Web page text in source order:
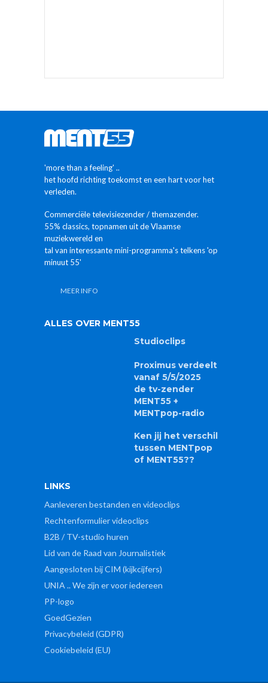
'more than a feeling' ..
het hoofd richting toekomst en een hart voor het
verleden.
Commerciële televisiezender / themazender.
55% classics, topnamen uit de Vlaamse
muziekwereld en
tal van interessante mini-programma's telkens 'op
minuut 55'
MEER INFO
ALLES OVER MENT55
Studioclips
Proximus verdeelt
vanaf 5/5/2025
de tv-zender
MENT55 +
MENTpop-radio
Ken jij het verschil
tussen MENTpop
of MENT55??
LINKS
Aanleveren bestanden en videoclips
Rechtenformulier videoclips
B2B / TV-studio huren
Lid van de Raad van Journalistiek
Aangesloten bij CIM (kijkcijfers)
UNIA .. We zijn er voor iedereen
PP-logo
GoedGezien
Privacybeleid (GDPR)
Cookiebeleid (EU)